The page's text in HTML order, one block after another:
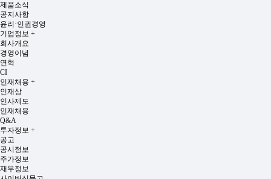
제품소식
공지사항
윤리·인권경영
기업정보 +
회사개요
경영이념
연혁
CI
인재채용 +
인재상
인사제도
인재채용
Q&A
투자정보 +
공고
공시정보
주가정보
재무정보